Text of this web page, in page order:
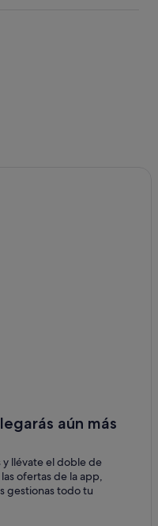
aún más
y llévate el doble de
ofertas de la app,
gestionas todo tu